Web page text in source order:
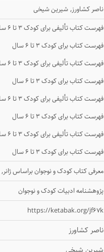
ناصر کشاورز,شیرین شیخی
فهرست کتاب تألیفی برای کودک ۳ تا ۶ سال
فهرست کتاب برای کودک ۳ تا ۶ سال
فهرست کتاب تألیفی برای کودک ۳ تا ۶ سال
فهرست کتاب برای کودک ۳ تا ۶ سال
فهرست کتاب تألیفی برای کودک ۳ تا ۶ سال
فهرست کتاب برای کودک ۳ تا ۶ سال
فهرست کتاب تألیفی برای کودک ۳ تا ۶ سال
فهرست کتاب برای کودک ۳ تا ۶ سال
معرفی کتاب کودک و نوجوان براساس ژانر,
پژوهشنامه ادبیات کودک و نوجوان
https://ketabak.org/jf67k
ناصر کشاورز